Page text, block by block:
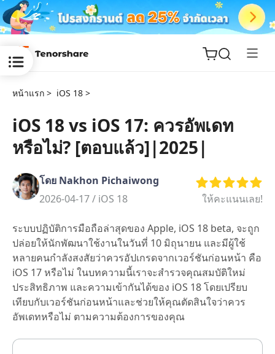
ReiBoot
Tenorshare
New
iAnyGo
หน้าแรก > iOS 18 >
iOS 18 vs iOS 17: ควรอัพเดท
หรือไม่? [ตอบแล้ว]|2025|
โดย Nakhon Pichaiwong
2026-04-17 / iOS 18 ให้คะแนนเลย!
ระบบปฏิบัติการมือถือล่าสุดของ Apple, iOS 18 beta, จะถูก
ปล่อยให้นักพัฒนาใช้งานในวันที่ 10 มิถุนายน และมีผู้ใช้
หลายคนกำลังสงสัยว่าควรอัปเกรดจากเวอร์ชันก่อนหน้า คือ
iOS 17 หรือไม่ ในบทความนี้เราจะสำรวจคุณสมบัติใหม่
ประสิทธิภาพ และความเข้ากันได้ของ iOS 18 โดยเปรียบ
เทียบกับเวอร์ชันก่อนหน้าและช่วยให้คุณตัดสินใจว่าควร
อัพเดทหรือไม่ ตามความต้องการของคุณ